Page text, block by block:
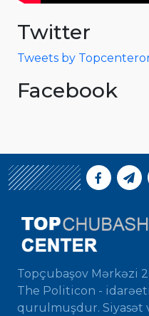
Twitter
Tweets by
Facebook
Topçubaşov Mərkəzi
The Politicon -
qurulmuşdur. Siyasət